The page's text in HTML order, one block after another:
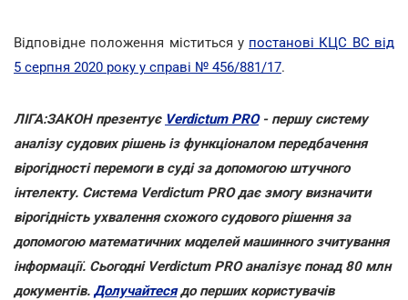
Відповідне положення міститься у постанові КЦС ВС від
5 серпня 2020 року у справі № 456/881/17.
ЛІГА:ЗАКОН презентує Verdictum PRO- першу систему
аналізу судових рішень із функціоналом передбачення
вірогідності перемоги в суді за допомогою штучного
інтелекту. Система Verdictum PRO дає змогу визначити
вірогідність ухвалення схожого судового рішення за
допомогою математичних моделей машинного зчитування
інформації. Сьогодні Verdictum PRO аналізує понад 80 млн
документів. Долучайтесядо перших користувачів